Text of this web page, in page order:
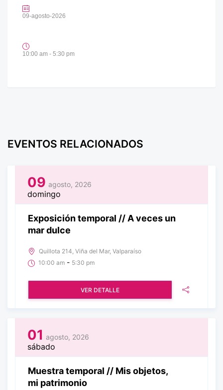
09-agosto-2026
10:00 am - 5:30 pm
EVENTOS RELACIONADOS
09 agosto, 2026
domingo
Exposición temporal // A veces un
mar dulce
Quillota 214, Viña del Mar, Valparaíso
10:00 am - 5:30 pm
VER DETALLE
01 agosto, 2026
sábado
Muestra temporal // Mis objetos,
mi patrimonio